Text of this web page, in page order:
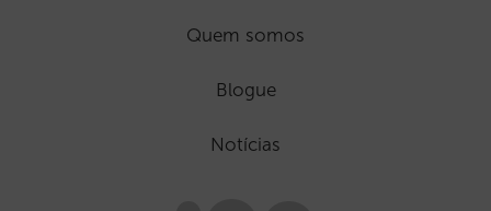
Quem somos
Blogue
Notícias